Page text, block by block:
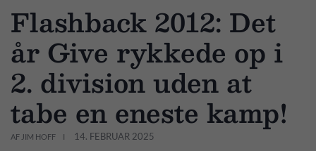
Flashback 2012: Det
år Give rykkede op i
2. division uden at
tabe en eneste kamp!
AF JIM HOFF 14. FEBRUAR 2025